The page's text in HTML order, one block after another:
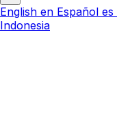
English en Español es
Indonesia